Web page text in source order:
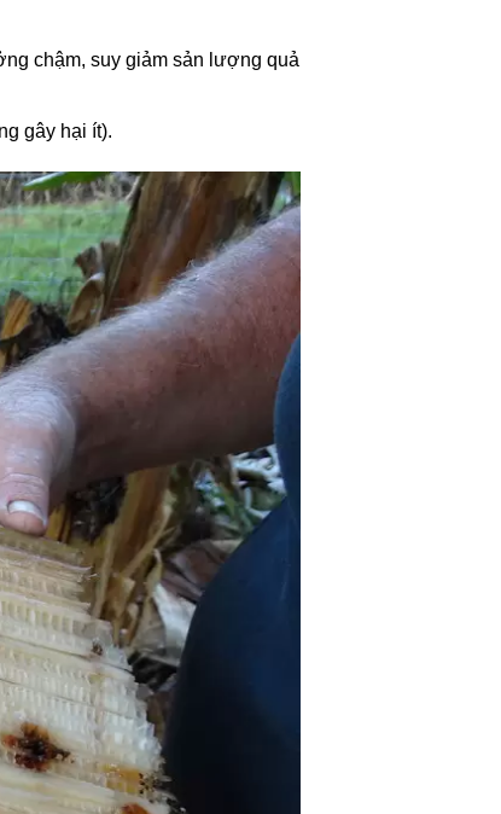
chậm, suy giảm sản lượng quả
gây hại ít).